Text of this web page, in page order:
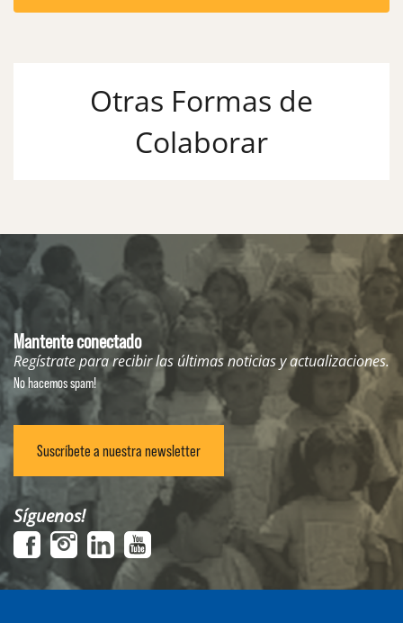
Otras Formas de
Colaborar
Mantente conectado
Regístrate para recibir las últimas noticias y actualizaciones.
No hacemos spam!
Suscríbete a nuestra newsletter
Síguenos!